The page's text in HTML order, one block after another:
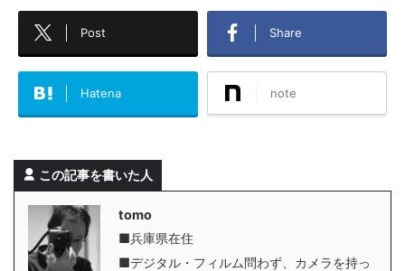
Post Share
Hatena note
この記事を書いた人
tomo
■兵庫県在住
■デジタル・フィルム問わず、カメラを持っ